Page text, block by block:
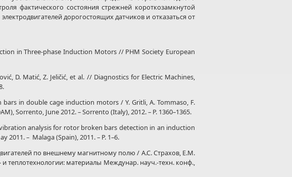
фактического состояния стрежней короткозамкнутой
дорогостоящих датчиков и отказаться от
in Three-phase Induction Motors // PHM Society European
D. Matić, Z. Jeličić, et al. // Diagnostics for Electric Machines,
in double cage induction motors / Y. Gritli, A. Tommaso, F.
Sorrento, June 2012. – Sorrento (Italy), 2012. – P. 1360–1365.
analysis for rotor broken bars detection in an induction
– Malaga (Spain), 2011. – P. 1–6.
по внешнему магнитному полю / А.С. Страхов, Е.М.
теплотехнологии: материалы Междунар. науч.-техн. конф.,